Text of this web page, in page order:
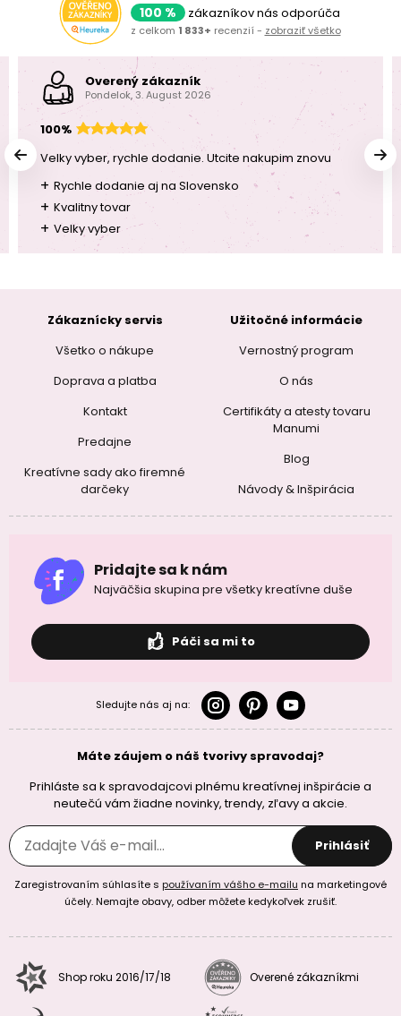
100 % zákazníkov nás odporúča
z celkom 1 833+ recenzií - zobraziť všetko
Overený zákazník
Pondelok, 3. August 2026
100%
Velky vyber, rychle dodanie. Utcite nakupim znovu
+ Rychle dodanie aj na Slovensko
+ Kvalitny tovar
+ Velky vyber
Zákaznícky servis
Všetko o nákupe
Doprava a platba
Kontakt
Predajne
Kreatívne sady ako firemné
darčeky
Užitočné informácie
Vernostný program
O nás
Certifikáty a atesty tovaru
Manumi
Blog
Návody & Inšpirácia
Pridajte sa k nám
Najväčšia skupina pre všetky kreatívne duše
Páči sa mi to
Sledujte nás aj na:
Máte záujem o náš tvorivy spravodaj?
Prihláste sa k spravodajcovi plnému kreatívnej inšpirácie a
neutečú vám žiadne novinky, trendy, zľavy a akcie.
Prihlásiť
Zaregistrovaním súhlasíte s používaním vášho e-mailu na marketingové
účely. Nemajte obavy, odber môžete kedykoľvek zrušiť.
Shop roku 2016/17/18 Overené zákazníkmi